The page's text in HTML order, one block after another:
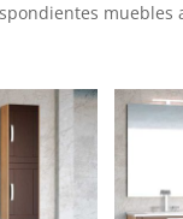
muebles